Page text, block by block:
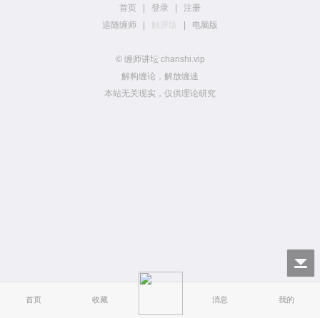
首页 收藏 消息 我的
首页 登录
注册
追随缠师
触屏版 电脑版
© 缠师讲坛 chanshi.vip
解构缠论，解放缠迷
本站无关现实，仅供理论研究